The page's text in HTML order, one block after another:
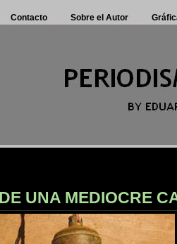
Contacto Sobre el Autor
UNA MEDIOCRE